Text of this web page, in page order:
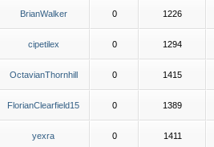
BrianWalker 0 1226
cipetilex 0 1294
OctavianThornhill 0 1415
FlorianClearfield15 0 1389
yexra 0 1411